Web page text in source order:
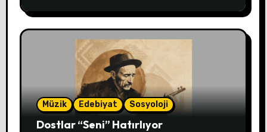
Müzik Edebiyat Sosyoloji
Dostlar “Seni” Hatırlıyor